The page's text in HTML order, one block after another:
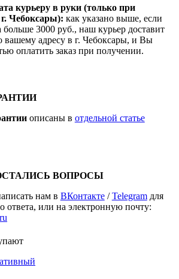
курьеру в руки (только при
г. Чебоксары): как указано выше, если
больше 3000 руб., наш курьер доставит
вашему адресу в г. Чебоксары, и Вы
оплатить заказ при получении.
описаны в отдельной статье
ВОПРОСЫ
нам в ВКонтакте/Telegramдля
ответа, или на электронную почту: